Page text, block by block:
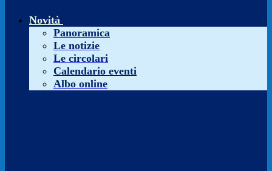
Novità
Panoramica
Le notizie
Le circolari
Calendario eventi
Albo online